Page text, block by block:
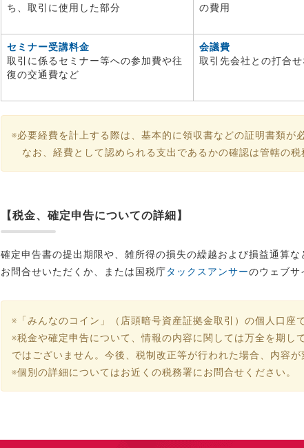
ち、取引に使用した部分
の費用
セミナー受講料金
取引に係るセミナー等への参加費や往
復の交通費など
会議費
取引先会社との打合
※必要経費を計上する際は、基本的に領収書などの証明書類が
なお、経費として認められる支出であるかの確認は管轄の税
【税金、確定申告についての詳細】
確定申告書の提出期限や、雑所得の損失の繰越および損益通算
お問合せいただくか、または国税庁タックスアンサーのウェブサ
※「みんなのコイン」（店頭暗号資産証拠金取引）の個人口座
※税金や確定申告について、情報の内容に関しては万全を期
ではございません。今後、税制改正等が行われた場合、内容
※個別の詳細についてはお近くの税務署にお問合せください。